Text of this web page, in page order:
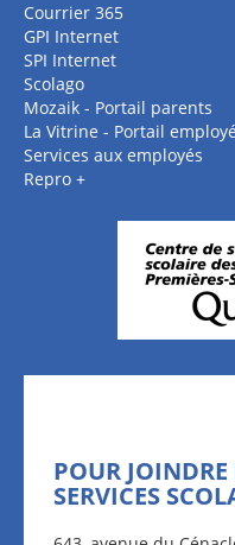
Courrier 365
GPI Internet
SPI Internet
Scolago
Mozaik - Portail parents
La Vitrine - Portail
Services aux employés
Repro +
POUR JOINDRE
SERVICES